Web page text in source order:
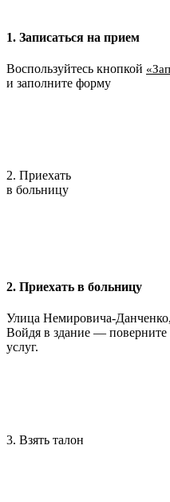
1. Записаться на прием
Воспользуйтесь кнопкой
и заполните форму
2. Приехать
в больницу
2. Приехать в больницу
Улица Немировича-
Войдя в здание — поверните
услуг.
3. Взять талон